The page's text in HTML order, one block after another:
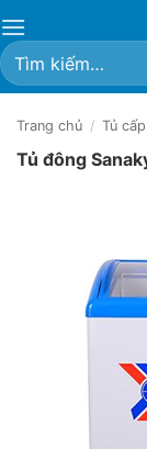
qua
nội
dung
Tìm
kiếm:
Trang chủ / Tủ
Tủ đông